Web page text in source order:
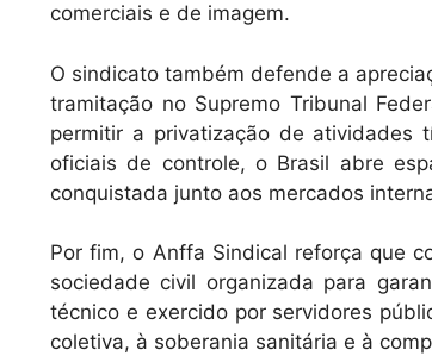
comerciais e de imagem.
O sindicato também defende a
tramitação no Supremo Tribunal
permitir a privatização de atividades
oficiais de controle, o Brasil abre
conquistada junto aos mercados
Por fim, o Anffa Sindical reforça que
sociedade civil organizada para
técnico e exercido por servidores
coletiva, à soberania sanitária e à